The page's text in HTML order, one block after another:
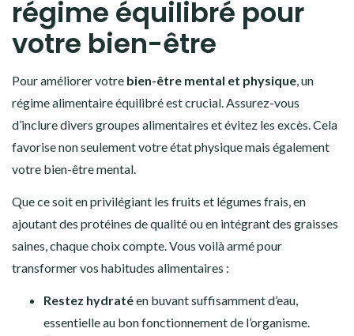
régime équilibré pour
votre bien-être
Pour améliorer votre bien-être mental et physique, un
régime alimentaire équilibré est crucial. Assurez-vous
d’inclure divers groupes alimentaires et évitez les excès. Cela
favorise non seulement votre état physique mais également
votre bien-être mental.
Que ce soit en privilégiant les fruits et légumes frais, en
ajoutant des protéines de qualité ou en intégrant des graisses
saines, chaque choix compte. Vous voilà armé pour
transformer vos habitudes alimentaires :
Restez hydratéen buvant suffisamment d’eau,
essentielle au bon fonctionnement de l’organisme.